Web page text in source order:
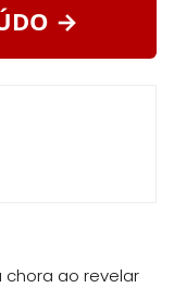
→
chora ao revelar